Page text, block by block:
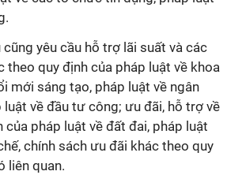
yêu cầu hỗ trợ lãi suất và các
theo quy định của pháp luật về khoa
mới sáng tạo, pháp luật về ngân
luật về đầu tư công; ưu đãi, hỗ trợ về
pháp luật về đất đai, pháp luật
chính sách ưu đãi khác theo quy
liên quan.